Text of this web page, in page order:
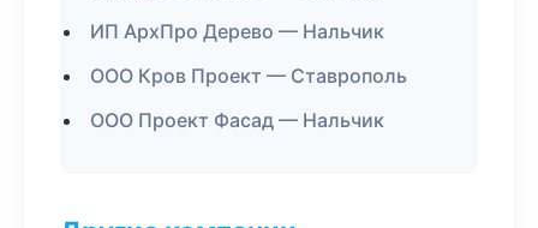
ИП АрхПро Дерево — Нальчик
ООО Кров Проект — Ставрополь
ООО Проект Фасад — Нальчик